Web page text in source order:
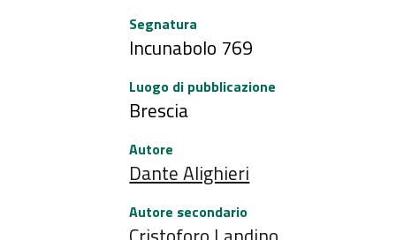
Segnatura
Incunabolo 769
Luogo di pubblicazione
Brescia
Autore
Dante Alighieri
Autore secondario